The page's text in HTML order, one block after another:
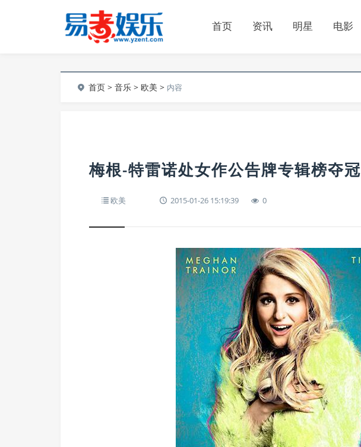
首页 资讯 明星 电影
首页 >音乐 >欧美 > 内容
梅根-特雷诺处女作公告牌专辑榜夺冠
欧美 2015-01-26 15:19:39 0